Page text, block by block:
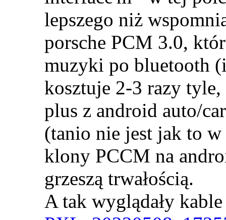
lepszego niż
porsche PCM 3.0,
muzyki po bluetooth
kosztuje 2-3 razy
plus z android auto/
(tanio nie jest jak to w
klony PCCM na
grzeszą trwałością.
A tak wyglądały